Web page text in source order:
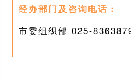
经办部门及咨询电话：
市委组织部 025-